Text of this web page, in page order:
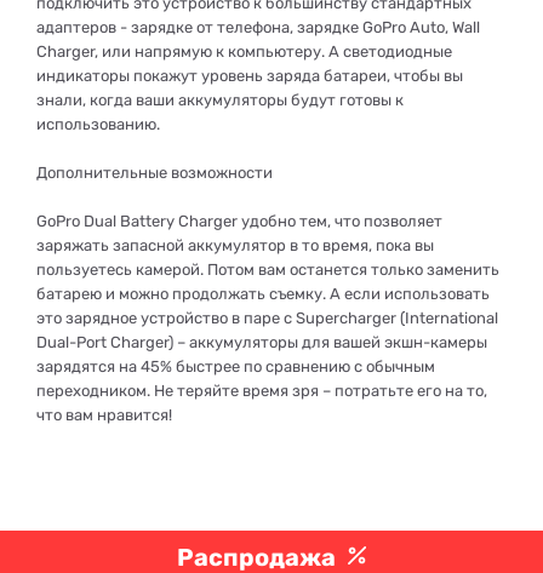
адаптеров - зарядке от телефона, зарядке GoPro Auto, Wall
Charger, или напрямую к компьютеру. А светодиодные
индикаторы покажут уровень заряда батареи, чтобы вы
знали, когда ваши аккумуляторы будут готовы к
использованию.
Дополнительные возможности
GoPro Dual Battery Charger удобно тем, что позволяет
заряжать запасной аккумулятор в то время, пока вы
пользуетесь камерой. Потом вам останется только заменить
батарею и можно продолжать съемку. А если использовать
это зарядное устройство в паре с Supercharger (International
Dual-Port Charger) – аккумуляторы для вашей экшн-камеры
зарядятся на 45% быстрее по сравнению с обычным
переходником. Не теряйте время зря – потратьте его на то,
что вам нравится!
Распродажа